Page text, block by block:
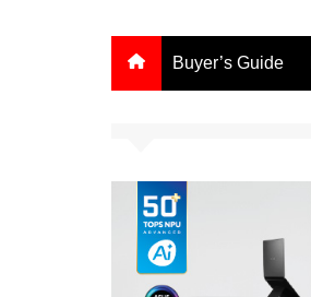
Buyer’s Guide